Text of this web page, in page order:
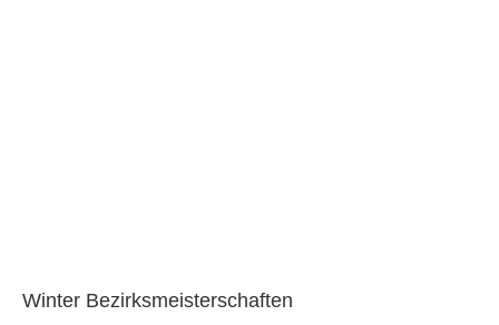
Winter Bezirksmeisterschaften